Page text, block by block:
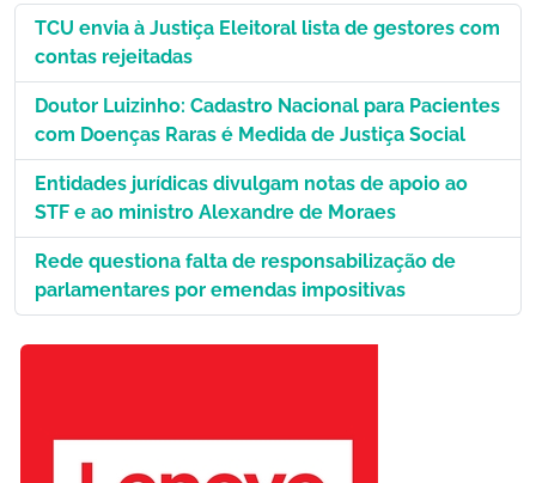
TCU envia à Justiça Eleitoral lista de gestores com
contas rejeitadas
Doutor Luizinho: Cadastro Nacional para Pacientes
com Doenças Raras é Medida de Justiça Social
Entidades jurídicas divulgam notas de apoio ao
STF e ao ministro Alexandre de Moraes
Rede questiona falta de responsabilização de
parlamentares por emendas impositivas